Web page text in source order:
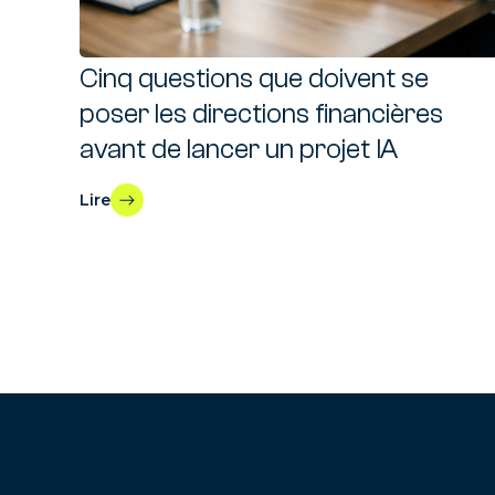
Cinq questions que doivent se
poser les directions financières
avant de lancer un projet IA
Lire